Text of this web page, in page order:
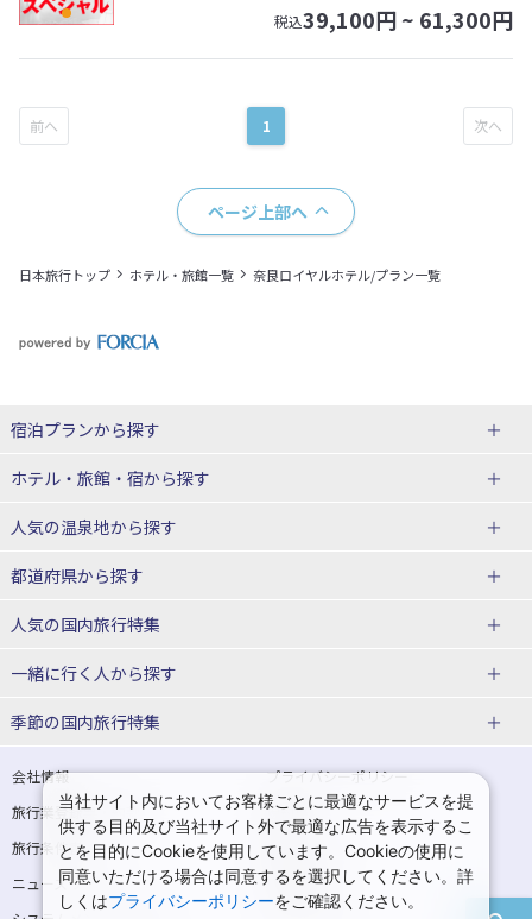
税込39,100円 ~ 61,300円
1
ページ上部へ
日本旅行トップ ホテル・旅館一覧 奈良ロイヤルホテル/プラン一覧
宿泊プランから探す
北海道
東北
青森県
宮城県
山形県
関東
埼玉県 千葉県
茨城県 栃木県
ホテル・旅館・宿から探す
北海道ホテル・旅館
青森県ホテル・旅館
宮城県ホテル・旅館
山形県ホテル・旅館
東京都ホテル・旅館 神奈川県ホテル・旅館
埼玉県ホテル・旅館 千葉県ホテル・旅館
茨城県ホテル・旅館 栃木県ホテル・旅館
人気の温泉地から探す
北海道
湯の川温泉(北海道)
十勝川温泉(北海道)
洞爺湖温泉(北海道)
層雲峡温泉(北海道)
東北
花巻温泉(岩手) 蔵王温泉(山形)
かみのやま温泉(山形) 鳴子温泉(宮城)
都道府県から探す
北海道旅行・ツアー
東北
青森旅行・ツアー 岩手旅行・ツアー
宮城旅行・ツアー 秋田旅行・ツアー
山形旅行・ツアー 福島旅行・ツアー
人気の国内旅行特集
東京ディズニーリゾート®への旅
ユニバーサル・スタジオ・ジャパ
一緒に行く人から探す
一人旅 国内版
カップル・夫婦旅行 国内版 女子旅 国内版
卒業旅行・学生旅行 国内版
季節の国内旅行特集
桜・お花見特集
ゴールデンウィーク（GW）の国内
旅行
夏休み・お盆の国内旅行 7月の国内旅行
8月の国内旅行 9月の国内旅行
会社情報
プライバシーポリシー
旅行業登録票・約款
規約集
旅行条件書
商標について
ニュースリリース
採用情報
当社サイト内においてお客様ごとに最適なサービスを提
供する目的及び当社サイト外で最適な広告を表示するこ
とを目的にCookieを使用しています。Cookieの使用に
同意いただける場合は同意するを選択してください。詳
しくはプライバシーポリシーをご確認ください。